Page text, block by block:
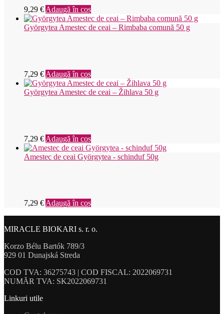
9,29 € Adaugă în coș
Györgytea Amestec de ceai – Rimbaba comună 50 g
7,29 € Adaugă în coș
Györgytea Amestec de ceai – Žihlava 50 g
7,29 € Adaugă în coș
Amestec de ceai Györgytea - schinduf 50g
7,29 €Adaugă în coș
MIRACLE BIOKARI s. r. o.
Korzo Bélu Bartók 789/3
929 01 Dunajská Streda
COD TVA: 36275743 | COD FISCAL: 2022069731
NUMĂR TVA: SK2022069731
Linkuri utile